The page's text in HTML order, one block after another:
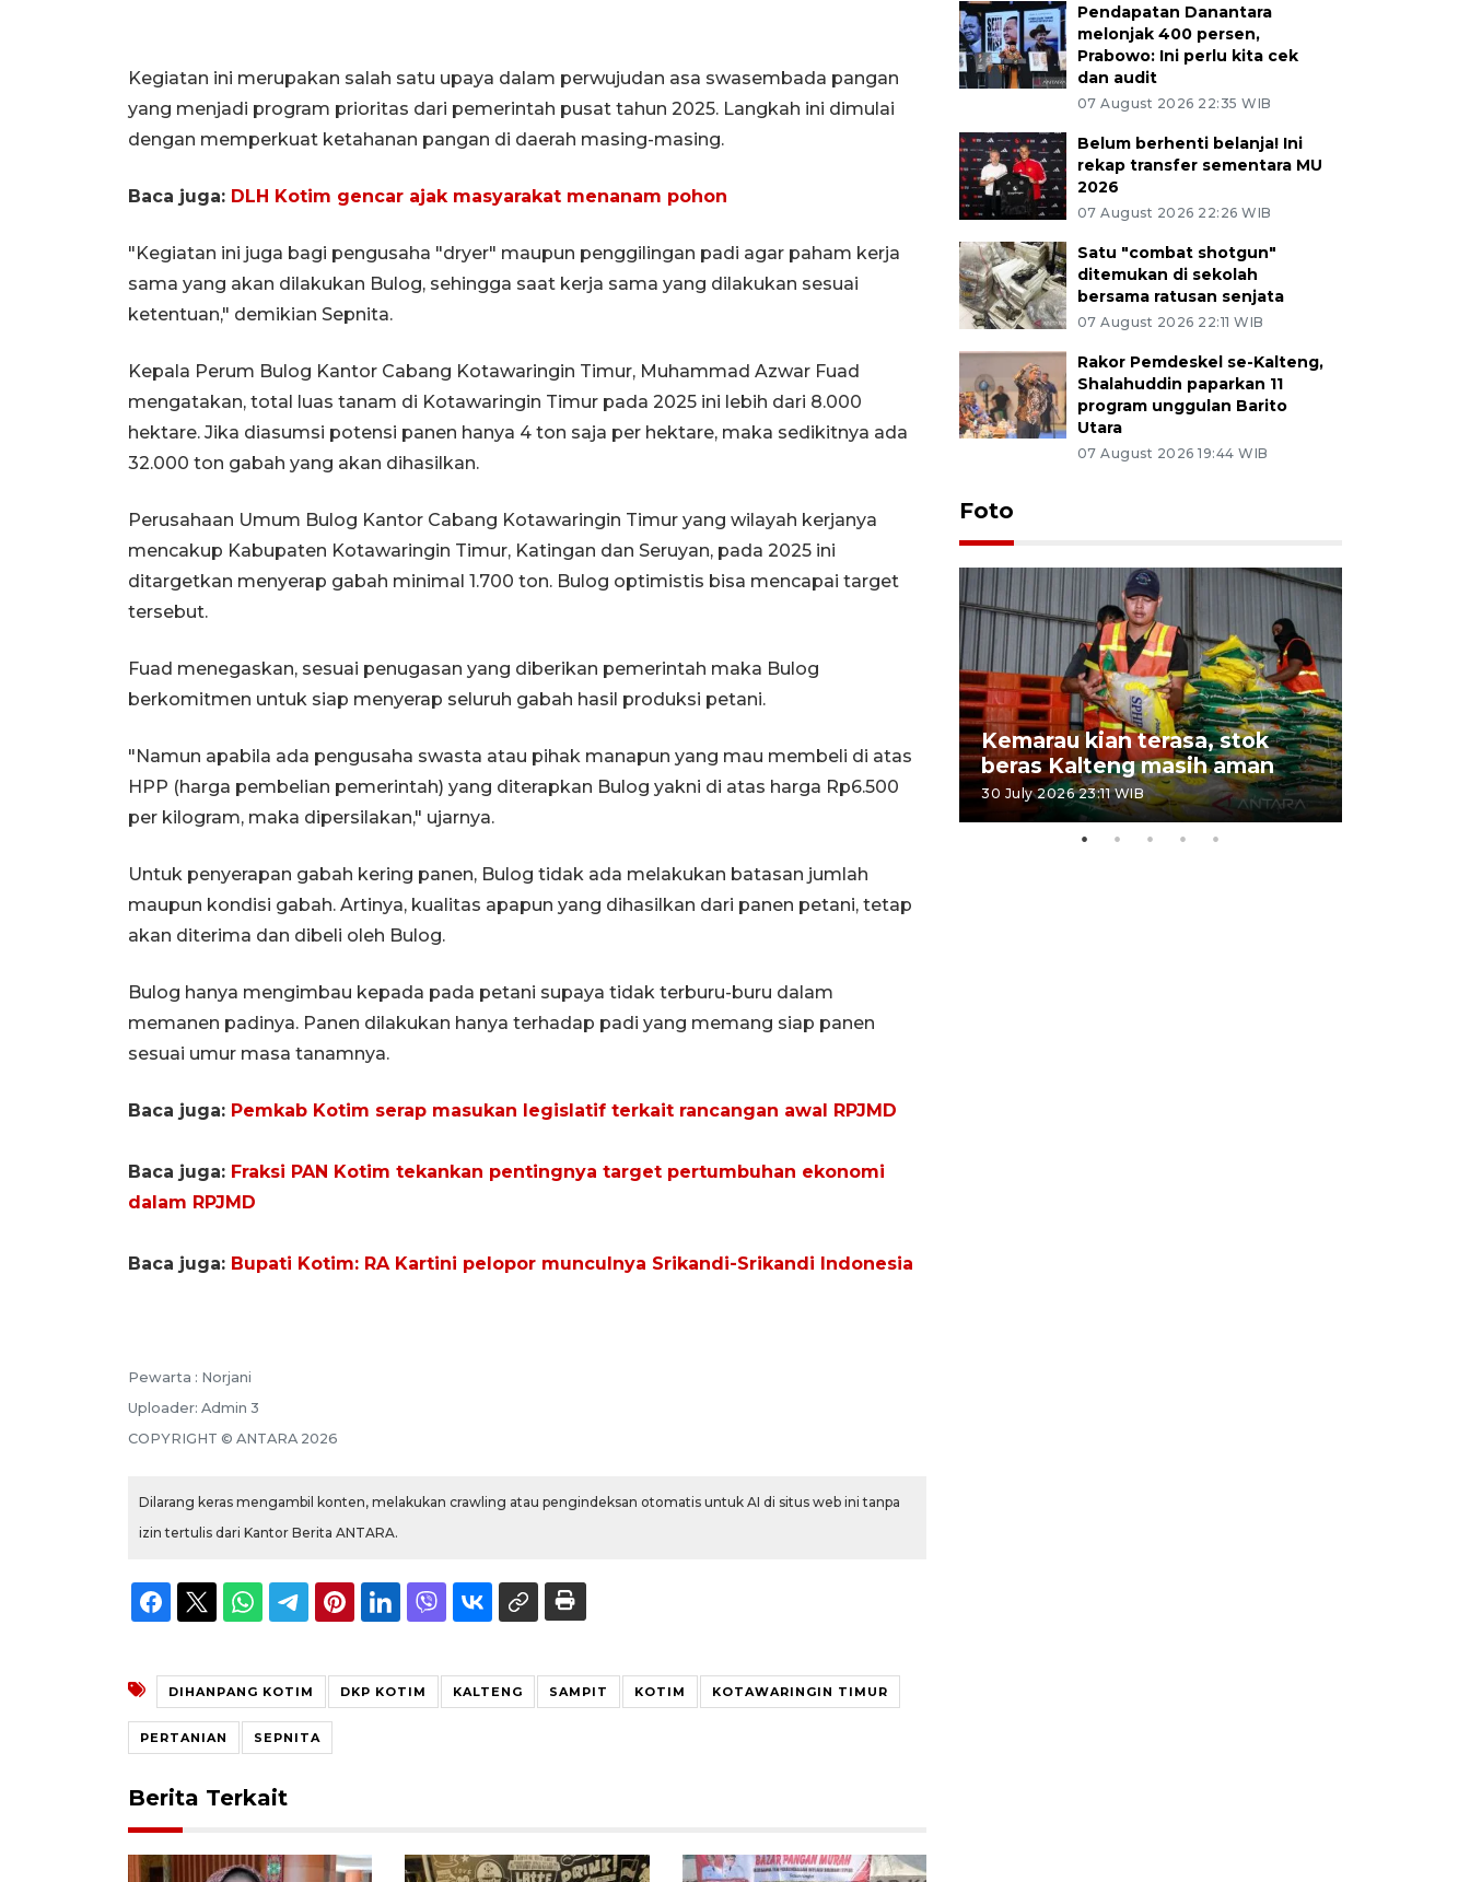
Kegiatan ini merupakan salah satu upaya dalam perwujudan asa swasembada pangan
yang menjadi program prioritas dari pemerintah pusat tahun 2025. Langkah ini dimulai
dengan memperkuat ketahanan pangan di daerah masing-masing.
Baca juga: DLH Kotim gencar ajak masyarakat menanam pohon
"Kegiatan ini juga bagi pengusaha "dryer" maupun penggilingan padi agar paham kerja
sama yang akan dilakukan Bulog, sehingga saat kerja sama yang dilakukan sesuai
ketentuan," demikian Sepnita.
Kepala Perum Bulog Kantor Cabang Kotawaringin Timur, Muhammad Azwar Fuad
mengatakan, total luas tanam di Kotawaringin Timur pada 2025 ini lebih dari 8.000
hektare. Jika diasumsi potensi panen hanya 4 ton saja per hektare, maka sedikitnya ada
32.000 ton gabah yang akan dihasilkan.
Perusahaan Umum Bulog Kantor Cabang Kotawaringin Timur yang wilayah kerjanya
mencakup Kabupaten Kotawaringin Timur, Katingan dan Seruyan, pada 2025 ini
ditargetkan menyerap gabah minimal 1.700 ton. Bulog optimistis bisa mencapai target
tersebut.
Fuad menegaskan, sesuai penugasan yang diberikan pemerintah maka Bulog
berkomitmen untuk siap menyerap seluruh gabah hasil produksi petani.
"Namun apabila ada pengusaha swasta atau pihak manapun yang mau membeli di atas
HPP (harga pembelian pemerintah) yang diterapkan Bulog yakni di atas harga Rp6.500
per kilogram, maka dipersilakan," ujarnya.
Untuk penyerapan gabah kering panen, Bulog tidak ada melakukan batasan jumlah
maupun kondisi gabah. Artinya, kualitas apapun yang dihasilkan dari panen petani, tetap
akan diterima dan dibeli oleh Bulog.
Bulog hanya mengimbau kepada pada petani supaya tidak terburu-buru dalam
memanen padinya. Panen dilakukan hanya terhadap padi yang memang siap panen
sesuai umur masa tanamnya.
Baca juga: Pemkab Kotim serap masukan legislatif terkait rancangan awal RPJMD
Baca juga: Fraksi PAN Kotim tekankan pentingnya target pertumbuhan ekonomi
dalam RPJMD
Baca juga: Bupati Kotim: RA Kartini pelopor munculnya Srikandi-Srikandi Indonesia
Pewarta : Norjani
Uploader: Admin 3
COPYRIGHT © ANTARA 2026
Dilarang keras mengambil konten, melakukan crawling atau pengindeksan otomatis untuk AI di situs web ini tanpa
izin tertulis dari Kantor Berita ANTARA.
DIHANPANG KOTIM DKP KOTIM KALTENG SAMPIT KOTIM KOTAWARINGIN TIMUR
PERTANIAN SEPNITA
Berita Terkait
Pendapatan Danantara
melonjak 400 persen,
Prabowo: Ini perlu kita cek
dan audit
07 August 2026 22:35 WIB
Belum berhenti belanja! Ini
rekap transfer sementara MU
2026
07 August 2026 22:26 WIB
Satu "combat shotgun"
ditemukan di sekolah
bersama ratusan senjata
07 August 2026 22:11 WIB
Rakor Pemdeskel se-Kalteng,
Shalahuddin paparkan 11
program unggulan Barito
Utara
07 August 2026 19:44 WIB
Foto
Prediksi puncak musim
Tengah
22 July 2026 17:18 WIB
Kemarau kian terasa, stok
beras Kalteng masih aman
30 July 2026 23:11 WIB